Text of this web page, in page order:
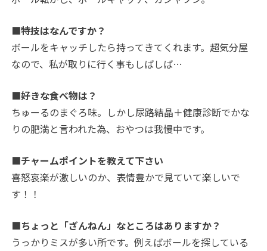
■特技はなんですか？
ボールをキャッチしたら持ってきてくれます。超気分屋
なので、私が取りに行く事もしばしば…
■好きな食べ物は？
ちゅーるのまぐろ味。しかし尿路結晶＋健康診断でかな
りの肥満と言われた為、おやつは我慢中です。
■チャームポイントを教えて下さい
喜怒哀楽が激しいのか、表情豊かで見ていて楽しいで
す！！
■ちょっと「ざんねん」なところはありますか？
うっかりミスが多い所です。例えばボールを探している